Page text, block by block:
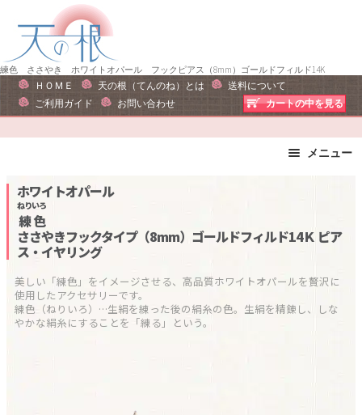
ー
ン
練色 ささやき ホワイトオパール フックピアス（8mm）ゴールドフィルド14K
ＨＯＭＥ 天の根（てんのね）とは
送料について
ご利用ガイド
お問い合わせ カートの中を見る
メニュー
ピアス・イヤリング
リング
運勢で選ぶ
誕生石で選ぶ
干支石で選ぶ
星座石で選ぶ
石の名前で選ぶ
ホワイトオパール
練色
ねりいろ
ささやきフックタイプ（8mm）ゴールドフィルド14Ｋ ピア
ス・イヤリング
美しい「練色」をイメージさせる、高品質ホワイトオパールを贅沢に
使用したアクセサリーです。
練色（ねりいろ）…生絹を練った後の絹糸の色。生絹を精錬し、しな
やかな絹糸にすることを「練る」という。